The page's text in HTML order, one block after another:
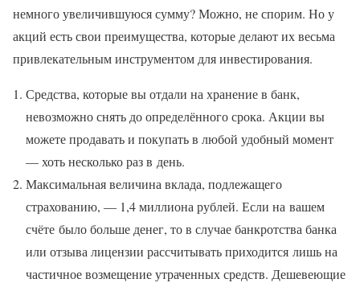
немного увеличившуюся сумму? Можно, не спорим. Но у
акций есть свои преимущества, которые делают их весьма
привлекательным инструментом для инвестирования.
Средства, которые вы отдали на хранение в банк,
невозможно снять до определённого срока. Акции вы
можете продавать и покупать в любой удобный момент
— хоть несколько раз в день.
Максимальная величина вклада, подлежащего
страхованию, — 1,4 миллиона рублей. Если на вашем
счёте было больше денег, то в случае банкротства банка
или отзыва лицензии рассчитывать приходится лишь на
частичное возмещение утраченных средств. Дешевеющие